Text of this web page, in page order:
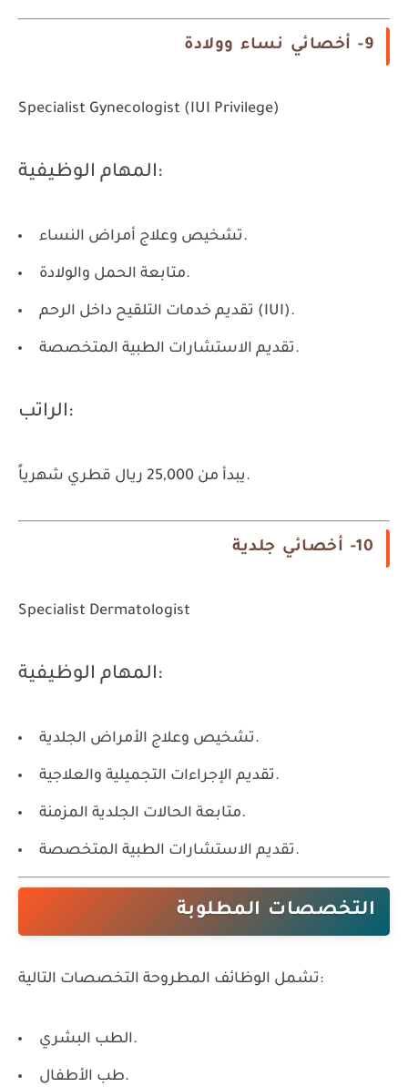
9- أخصائي نساء وولادة
Specialist Gynecologist (IUI Privilege)
المهام الوظيفية:
تشخيص وعلاج أمراض النساء.
متابعة الحمل والولادة.
تقديم خدمات التلقيح داخل الرحم (IUI).
تقديم الاستشارات الطبية المتخصصة.
الراتب:
يبدأ من 25,000 ريال قطري شهرياً.
10- أخصائي جلدية
Specialist Dermatologist
المهام الوظيفية:
تشخيص وعلاج الأمراض الجلدية.
تقديم الإجراءات التجميلية والعلاجية.
متابعة الحالات الجلدية المزمنة.
تقديم الاستشارات الطبية المتخصصة.
التخصصات المطلوبة
تشمل الوظائف المطروحة التخصصات التالية:
الطب البشري.
طب الأطفال.